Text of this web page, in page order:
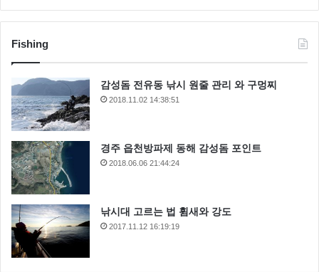
Fishing
감성돔 전유동 낚시 원줄 관리 와 구멍찌
2018.11.02 14:38:51
경주 읍천방파제 동해 감성돔 포인트
2018.06.06 21:44:24
낚시대 고르는 법 휨새와 강도
2017.11.12 16:19:19